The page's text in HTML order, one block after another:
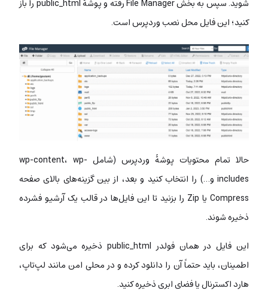
شوید. سپس به بخش File Manager رفته و پوشۀ public_html را باز
کنید؛ این فایل محل نصب وردپرس است.
حالا تمام محتویات پوشۀ وردپرس (شامل wp-content، wp-
includes و…) را انتخاب کنید و بعد، از بین گزینه‌های بالای صفحه
Compress یا Zip را بزنید تا این فایل‌ها در قالب یک آرشیو فشرده
ذخیره شوند.
این فایل در همان فولدر public_html ذخیره می‌شود که برای
اطمینان، باید حتماً آن را دانلود کرده و در محلی امن مانند لپ‌تاپ،
هارد اکسترنال یا فضای ابری ذخیره کنید.